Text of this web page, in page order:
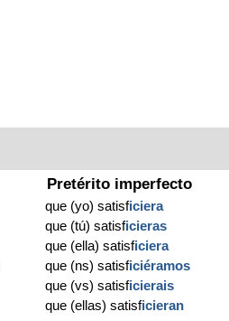
Pretérito imperfecto
que (yo) satisficiera
que (tú) satisficieras
que (ella) satisficiera
que (ns) satisficiéramos
que (vs) satisficierais
que (ellas) satisficieran